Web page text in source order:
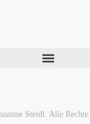
Steidl. Alle Rechte